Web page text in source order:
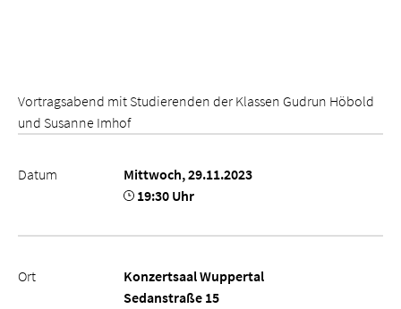
Vortragsabend mit Studierenden der Klassen Gudrun Höbold
und Susanne Imhof
Datum
Mittwoch, 29.11.2023
19:30 Uhr
Ort
Konzertsaal Wuppertal
Sedanstraße 15